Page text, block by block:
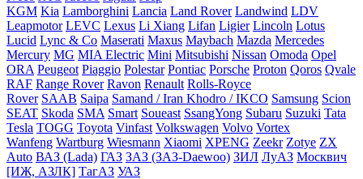
KGM Kia Lamborghini Lancia Land Rover Landwind LDV
Leapmotor LEVC Lexus Li Xiang Lifan Ligier Lincoln Lotus
Lucid Lync & Co Maserati Maxus Maybach Mazda Mercedes
Mercury MG MIA Electric Mini Mitsubishi Nissan Omoda Opel
ORA Peugeot Piaggio Polestar Pontiac Porsche Proton Qoros Qvale
RAF Range Rover Ravon Renault Rolls-Royce
Rover SAAB Saipa Samand / Iran Khodro / IKCO Samsung Scion
SEAT Skoda SMA Smart Soueast SsangYong Subaru Suzuki Tata
Tesla TOGG Toyota Vinfast Volkswagen Volvo Vortex
Wanfeng Wartburg Wiesmann Xiaomi XPENG Zeekr Zotye ZX
Auto ВАЗ (Lada) ГАЗ ЗАЗ (ЗАЗ-Daewoo) ЗИЛ ЛуАЗ Москвич
[ИЖ, АЗЛК] ТагАЗ УАЗ